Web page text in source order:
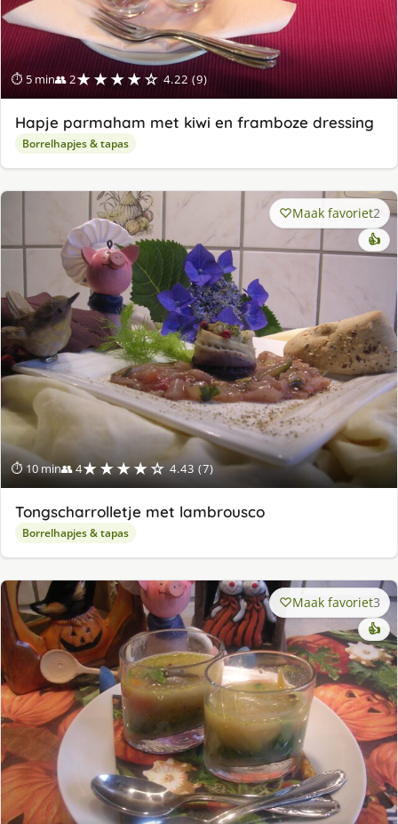
⏱ 5 min👥 2★★★★☆ 4.22 (9)
Hapje parmaham met kiwi en framboze dressing
Borrelhapjes & tapas
⏱ 10 min👥 4★★★★☆ 4.43 (7)
Maak favoriet2
👍
Tongscharrolletje met lambrousco
Borrelhapjes & tapas
Maak favoriet3
👍